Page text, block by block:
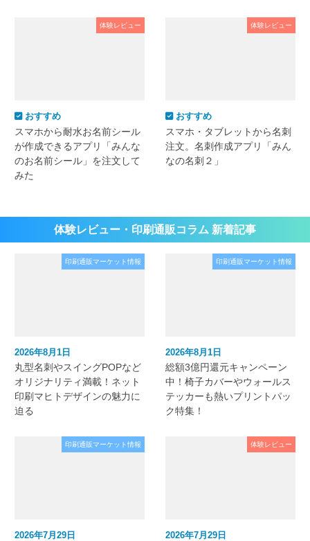
体験レビュー
おすすめ
スマホから耐水お名前シール
が作成できるアプリ「みんな
のお名前シール」を注文して
みた
体験レビュー
おすすめ
スマホ・タブレットから名刺
注文。名刺作成アプリ「みん
なの名刺２」
体験レビュー・印刷通販コラム 新着記事
印刷通販マーケット情報
2026年8月1日
丸型名刺やスイングPOPなど
オリジナリティ満載！ネット
印刷マヒトデザインの魅力に
迫る
印刷通販マーケット情報
2026年8月1日
総額3億円還元キャンペーン
中！椅子カバーやウォールス
テッカーも熱いプリントパッ
ク特集！
印刷通販マーケット情報
2026年7月29日
体験レビュー
2026年7月29日